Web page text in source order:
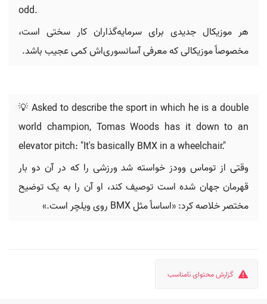
odd.
هر موزیکال جدیدی برای سرمایه‌گذاران کار سختی است،
مخصوصاً موزیکالی که معرفی آسانسوری‌اش کمی عجیب باشد.
💡 Asked to describe the sport in which he is a double
world champion, Tomas Woods has it down to an
elevator pitch: "It's basically BMX in a wheelchair."
وقتی از توماس وودز خواسته شد ورزشی را که در آن دو بار
قهرمان جهان شده است توصیف کند، او آن را به یک توضیح
مختصر خلاصه کرد: «اساساً مثل BMX روی ویلچر است.»
گزارش محتوای نامناسب